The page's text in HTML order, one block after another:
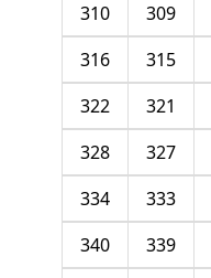
309
310
315
316
321
322
327
328
333
334
339
340